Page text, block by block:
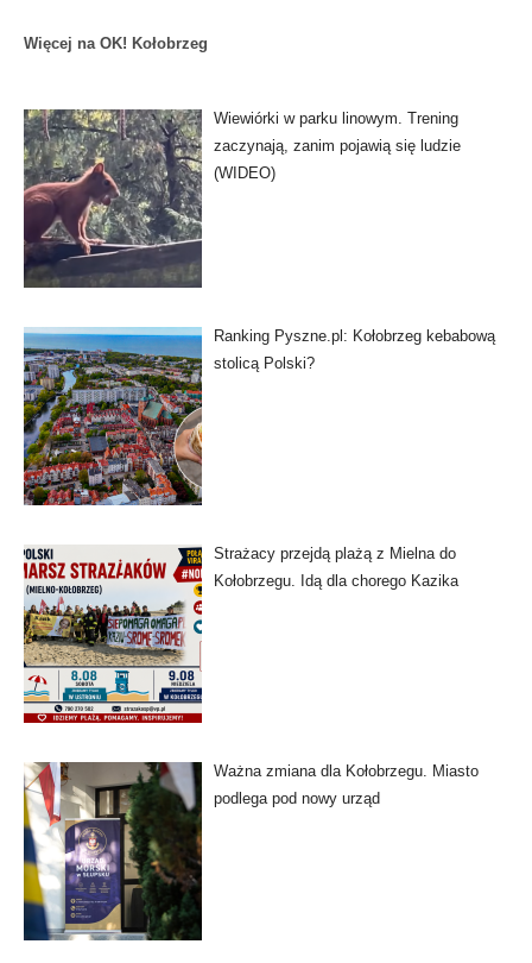
Więcej na OK! Kołobrzeg
Wiewiórki w parku linowym. Trening
zaczynają, zanim pojawią się ludzie
(WIDEO)
Ranking Pyszne.pl: Kołobrzeg kebabową
stolicą Polski?
Strażacy przejdą plażą z Mielna do
Kołobrzegu. Idą dla chorego Kazika
Ważna zmiana dla Kołobrzegu. Miasto
podlega pod nowy urząd